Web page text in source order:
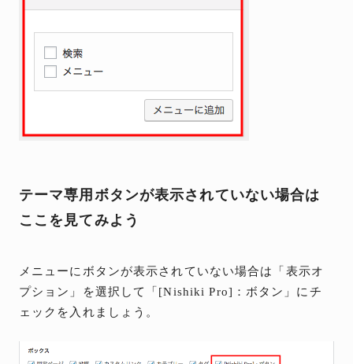
テーマ専用ボタンが表示されていない場合は
ここを見てみよう
メニューにボタンが表示されていない場合は「表示オ
プション」を選択して「[Nishiki Pro]：ボタン」にチ
ェックを入れましょう。